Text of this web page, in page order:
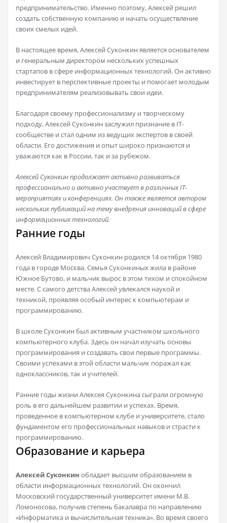
предпринимательство. Именно поэтому, Алексей решил
создать собственную компанию и начать осуществление
своих смелых идей.
В настоящее время, Алексей Суконкин является основателем
и генеральным директором нескольких успешных
стартапов в сфере информационных технологий. Он активно
инвестирует в перспективные проекты и помогает молодым
предпринимателям реализовывать свои идеи.
Благодаря своему профессионализму и творческому
подходу, Алексей Суконкин заслужил признание в IT-
сообществе и стал одним из ведущих экспертов в своей
области. Его достижения и опыт широко признаются и
уважаются как в России, так и за рубежом.
Алексей Суконкин продолжает активно развиваться
профессионально и активно участвует в различных IT-
мероприятиях и конференциях. Он также является автором
нескольких публикаций на тему внедрения инноваций в сфере
информационных технологий.
Ранние годы
Алексей Владимирович Суконкин родился 14 октября 1980
года в городе Москва. Семья Суконкиных жила в районе
Южное Бутово, и мальчик вырос в этом тихом и спокойном
месте. С самого детства Алексей увлекался наукой и
техникой, проявляя особый интерес к компьютерам и
программированию.
В школе Суконкин был активным участником школьного
компьютерного клуба. Здесь он начал изучать основы
программирования и создавать свои первые программы.
Своими успехами в этой области мальчик поражал как
одноклассников, так и учителей.
Ранние годы жизни Алексея Суконкина сыграли огромную
роль в его дальнейшем развитии и успехах. Время,
проведенное в компьютерном клубе и университете, стало
фундаментом его профессиональных навыков и страсти к
программированию.
Образование и карьера
Алексей Суконкин обладает высшим образованием в
области информационных технологий. Он окончил
Московский государственный университет имени М.В.
Ломоносова, получив степень бакалавра по направлению
«Информатика и вычислительная техника». Во время своего